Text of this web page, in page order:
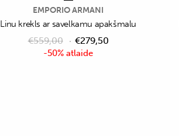
-50% atlaide
EMPORIO ARMANI
Linu krekls ar savelkamu apakšmalu
€559,00 €279,50